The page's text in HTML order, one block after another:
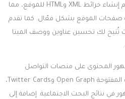
من أبرز مميزات SEOPress أنها تدعم إنشاء خرائط XML وHTML للموقع، مما
الموقع بشكل فعّال. كما تقدم
تُتيح لك تحسين عناوين ووصف الميتا
المحتوى على منصات التواصل
الاجتماعي من خلال تحسين البيانات المفتوحة Open Graph وTwitter Cards،
في نتائج البحث الاجتماعية. إضافة إلى